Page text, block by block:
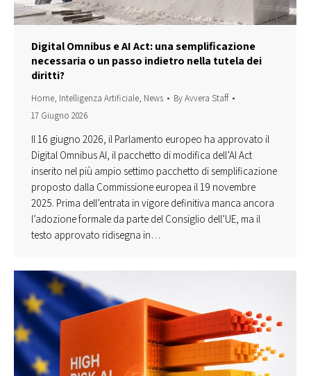
Digital Omnibus e AI Act: una semplificazione
necessaria o un passo indietro nella tutela dei
diritti?
Home, Intelligenza Artificiale, News ByAvvera Staff
17 Giugno 2026
Il 16 giugno 2026, il Parlamento europeo ha approvato il
Digital Omnibus AI, il pacchetto di modifica dell’AI Act
inserito nel più ampio settimo pacchetto di semplificazione
proposto dalla Commissione europea il 19 novembre
2025. Prima dell’entrata in vigore definitiva manca ancora
l’adozione formale da parte del Consiglio dell’UE, ma il
testo approvato ridisegna in…